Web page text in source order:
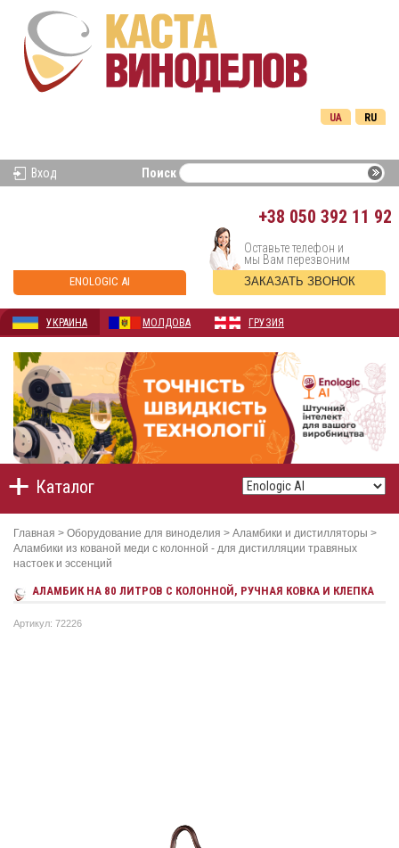
RU
UA
Вход Поиск
+38 050 392 11 92
ENOLOGIC AI
Оставьте телефон и
мы Вам перезвоним
ЗАКАЗАТЬ ЗВОНОК
УКРАИНА МОЛДОВА ГРУЗИЯ
Каталог
Главная > Оборудование для виноделия > Аламбики и дистилляторы >
Аламбики из кованой меди с колонной - для дистилляции травяных
настоек и эссенций
АЛАМБИК НА 80 ЛИТРОВ С КОЛОННОЙ, РУЧНАЯ КОВКА И КЛЕПКА
Артикул: 72226